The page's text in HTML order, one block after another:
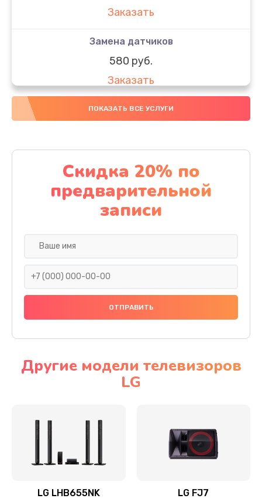
Заказать
Замена датчиков
580 руб.
Заказать
Комплексная чистка
Заказать
Замена дисплея (экрана)
2000 руб.
Заказать
Ремонт платы электроники
Прошивка
Ремонт механики привода
Ремонт / замена кнопок, клавиш, индикаторов,
ПОКАЗАТЬ ВСЕ УСЛУГИ
Скидка 20% по
предварительной
записи
Другие модели телевизоров
LG
LG LHB655NK LG FJ7